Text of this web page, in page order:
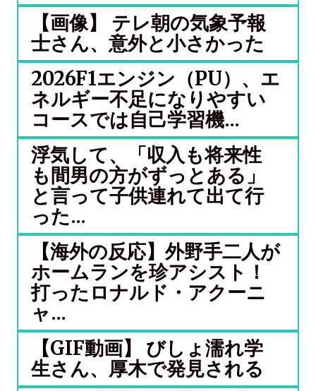
【画像】 テレ朝の気象予報
士さん、意外と小さかった
2026F1エンジン（PU）、エ
ネルギー不足になりやすい
コースでは自己学習機...
浮気して、「収入も将来性
も間男の方がずっとある」
と言って子供連れて出て行
った...
【海外の反応】外野手二人が
ホームランを珍アシスト！
打ったロナルド・アクーニ
ャ...
【GIF動画】 びしょ濡れ学
生さん、厚木で発見される